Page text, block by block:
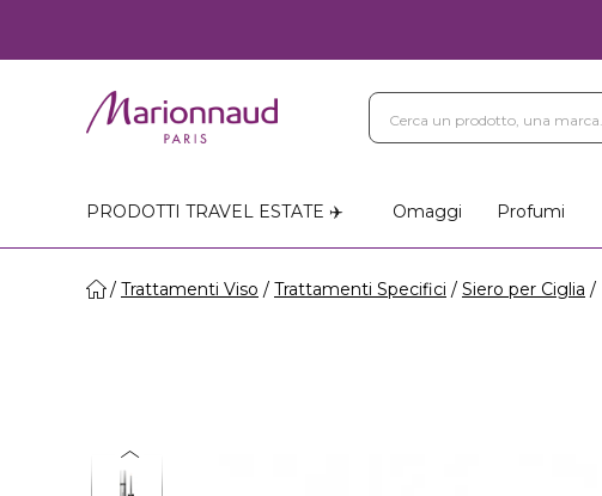
PRODOTTI TRAVEL ESTATE ✈️ Omaggi Profumi
Trattamenti Viso Trattamenti Specifici Siero per Ciglia